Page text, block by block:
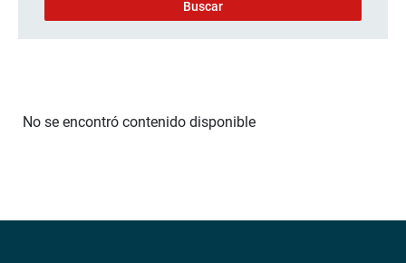
No se encontró contenido disponible